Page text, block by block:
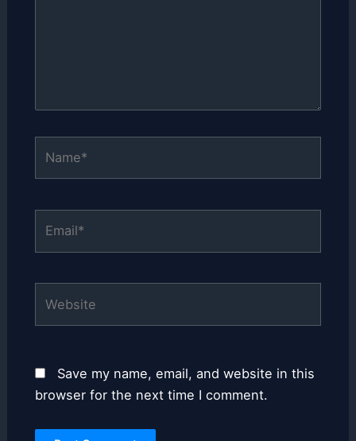
Save my name, email, and website in this
browser for the next time I comment.